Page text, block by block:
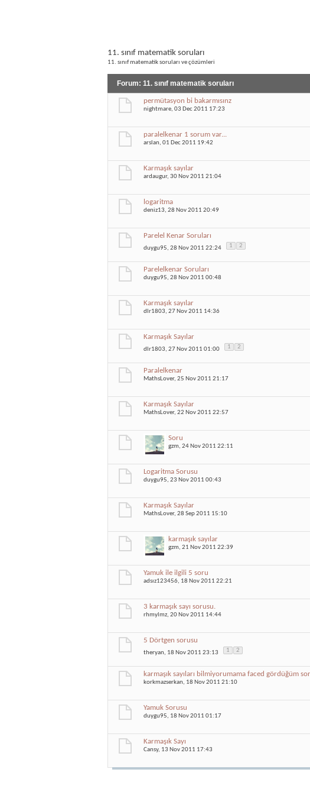
11. sınıf matematik soruları
11. sınıf matematik soruları ve çözümleri
Forum: 11. sınıf matematik soruları
permütasyon bi bakarmısınz
nightmare, 03 Dec 2011 17:23
paralelkenar 1 sorum var...
arslan, 01 Dec 2011 19:42
Karmaşık sayılar
ardaugur, 30 Nov 2011 21:04
logaritma
deniz13, 28 Nov 2011 20:49
Parelel Kenar Soruları
duygu95, 28 Nov 2011 22:24 1 2
Parelelkenar Soruları
duygu95, 28 Nov 2011 00:48
Karmaşık sayılar
dlr1803, 27 Nov 2011 14:36
Karmaşık Sayılar
dlr1803, 27 Nov 2011 01:00 1 2
Paralelkenar
MathsLover, 25 Nov 2011 21:17
Karmaşık Sayılar
MathsLover, 22 Nov 2011 22:57
Soru
gzm, 24 Nov 2011 22:11
Logaritma Sorusu
duygu95, 23 Nov 2011 00:43
Karmaşık Sayılar
MathsLover, 28 Sep 2011 15:10
karmaşık sayılar
gzm, 21 Nov 2011 22:39
Yamuk ile ilgili 5 soru
adsız123456, 18 Nov 2011 22:21
3 karmaşık sayı sorusu.
rhmylmz, 20 Nov 2011 14:44
5 Dörtgen sorusu
theryan, 18 Nov 2011 23:13 1 2
karmaşık sayıları bilmiyorumama faced gördüğüm
korkmazserkan, 18 Nov 2011 21:10
Yamuk Sorusu
duygu95, 18 Nov 2011 01:17
Karmaşık Sayı
Cansy, 13 Nov 2011 17:43